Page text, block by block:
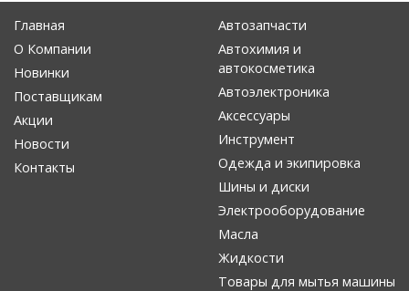
Главная
О Компании
Новинки
Поставщикам
Акции
Новости
Контакты
Автозапчасти
Автохимия и
автокосметика
Автоэлектроника
Аксессуары
Инструмент
Одежда и экипировка
Шины и диски
Электрооборудование
Масла
Жидкости
Товары для мытья машины